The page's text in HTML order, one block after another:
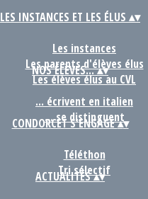
LES INSTANCES ET LES ÉLUS ▴▾
Les instances
Les parents d'élèves élus
Les élèves élus au CVL
NOS ÉLÈVES...▴▾
... écrivent en italien
... se distinguent
CONDORCET S'ENGAGE▴▾
Téléthon
Tri sélectif
ACTUALITÉS▴▾